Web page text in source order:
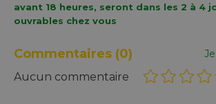
avant 18 heures, seront dans les 2 à 4
ouvrables chez vous
Commentaires (0)
Aucun commentaire